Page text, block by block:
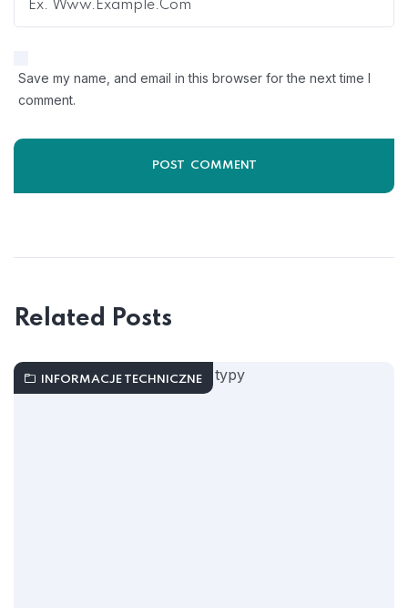
Save my name, and email in this browser for the next time I
comment.
Related Posts
INFORMACJE TECHNICZNE